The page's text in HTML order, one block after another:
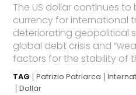
The US dollar continues
currency for international
deteriorating geopolitical
global debt crisis and
factors for the stability of
TAG Patrizio Patriarca
Dollar